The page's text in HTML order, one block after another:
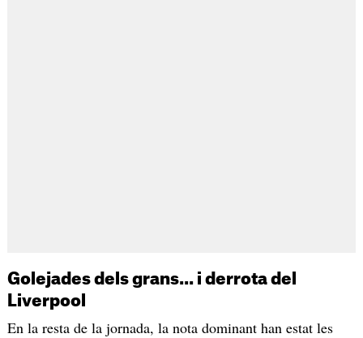
Golejades dels grans... i derrota del
Liverpool
En la resta de la jornada, la nota dominant han estat les